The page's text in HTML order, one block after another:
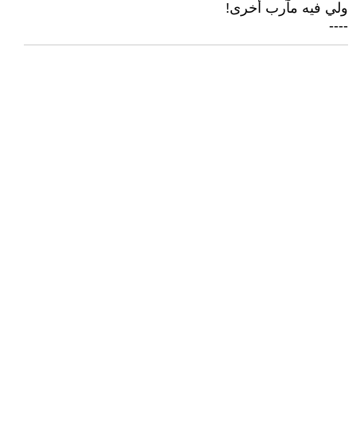
ولي فيه مآرب أخرى!
----